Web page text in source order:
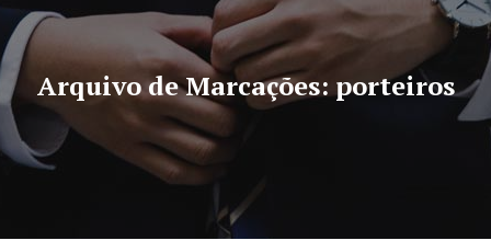
Arquivo de Marcações: porteiros